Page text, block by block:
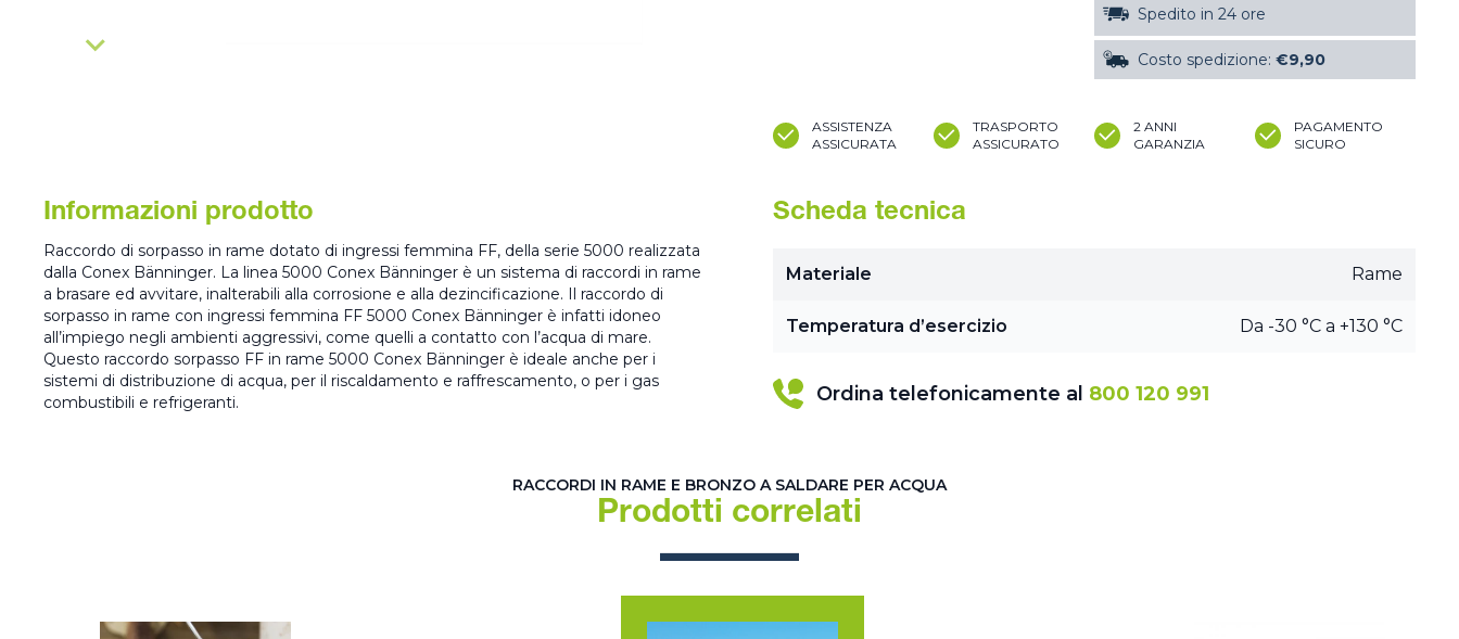
Spedito in 24 ore
Costo spedizione: €9,90
ASSISTENZA
ASSICURATA
TRASPORTO
ASSICURATO
2 ANNI
GARANZIA
PAGAMENTO
SICURO
Informazioni prodotto
Raccordo di sorpasso in rame dotato di ingressi femmina FF, della serie 5000 realizzata
dalla Conex Bänninger. La linea 5000 Conex Bänninger è un sistema di raccordi in rame
a brasare ed avvitare, inalterabili alla corrosione e alla dezincificazione. Il raccordo di
sorpasso in rame con ingressi femmina FF 5000 Conex Bänninger è infatti idoneo
all’impiego negli ambienti aggressivi, come quelli a contatto con l’acqua di mare.
Questo raccordo sorpasso FF in rame 5000 Conex Bänninger è ideale anche per i
sistemi di distribuzione di acqua, per il riscaldamento e raffrescamento, o per i gas
combustibili e refrigeranti.
Scheda tecnica
Materiale Rame
Temperatura d’esercizio Da -30 °C a +130 °C
Ordina telefonicamente al 800 120 991
RACCORDI IN RAME E BRONZO A SALDARE PER ACQUA
Prodotti correlati